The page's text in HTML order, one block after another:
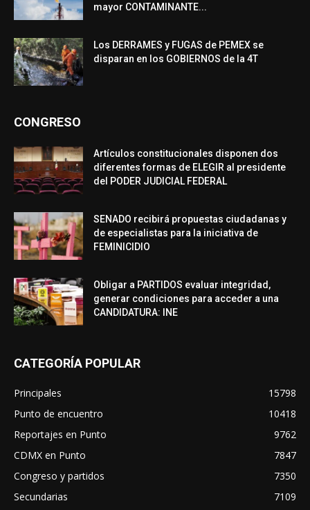
mayor CONTAMINANTE...
Los DERRAMES y FUGAS de PEMEX se
disparan en los GOBIERNOS de la 4T
CONGRESO
Artículos constitucionales disponen dos
diferentes formas de ELEGIR al presidente
del PODER JUDICIAL FEDERAL
SENADO recibirá propuestas ciudadanas y
de especialistas para la iniciativa de
FEMINICIDIO
Obligar a PARTIDOS evaluar integridad,
generar condiciones para acceder a una
CANDIDATURA: INE
CATEGORÍA POPULAR
Principales
15798
Punto de encuentro
10418
Reportajes en Punto
9762
CDMX en Punto
7847
Congreso y partidos
7350
Secundarias
7109